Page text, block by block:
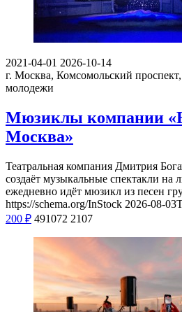
2021-04-01 2026-10-14
г. Москва, Комсомольский
молодежи
Мюзиклы компании
Москва»
Театральная компания Дмитрия
создаёт музыкальные спектакли
ежедневно идёт мюзикл из песен
https://schema.org/InStock 2026-08-
200 ₽ 491072 2107